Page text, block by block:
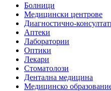
Болници
Медицински центрове
Диагностично-
Аптеки
Лаборатории
Оптики
Лекари
Стоматолози
Дентална медицина
Медицинско